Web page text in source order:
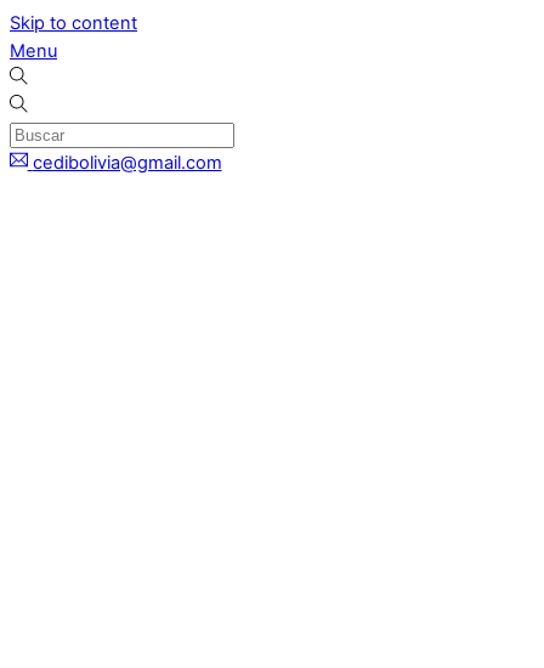
Skip to content
Menu
cedibolivia@gmail.com